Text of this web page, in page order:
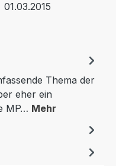
01.03.2015
Thema der
eher ein
MP… Mehr